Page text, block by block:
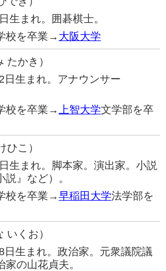
生まれ。囲碁棋士。
校を卒業→大阪大学
たかき）
日生まれ。アナウンサー
校を卒業→上智大学文学部を卒
ひこ）
生まれ。脚本家。演出家。小説
』など）。
校を卒業→早稲田大学法学部を
いくお）
日生まれ。政治家。元衆議院議
家の山花貞夫。